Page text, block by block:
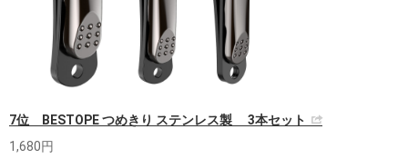
7位 BESTOPE つめきり ステンレス製 3本セット
1,680円